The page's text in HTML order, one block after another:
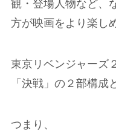
観・登場人物など、
方が映画をより楽し
東京リベンジャーズ
「決戦」の２部構成
つまり、